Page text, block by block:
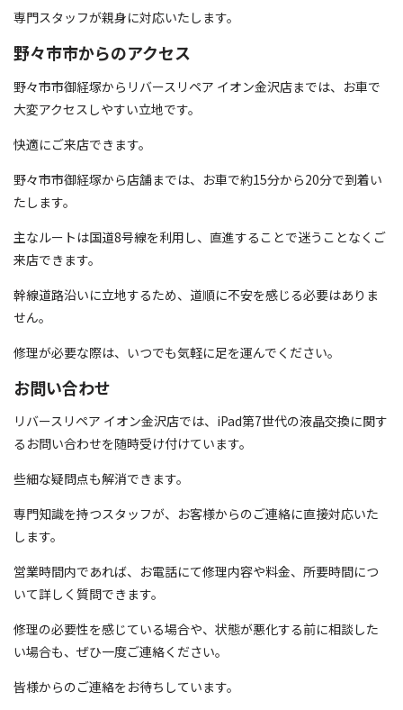
専門スタッフが親身に対応いたします。
野々市市からのアクセス
野々市市御経塚からリバースリペア イオン金沢店までは、お車で
大変アクセスしやすい立地です。
快適にご来店できます。
野々市市御経塚から店舗までは、お車で約15分から20分で到着い
たします。
主なルートは国道8号線を利用し、直進することで迷うことなくご
来店できます。
幹線道路沿いに立地するため、道順に不安を感じる必要はありま
せん。
修理が必要な際は、いつでも気軽に足を運んでください。
お問い合わせ
リバースリペア イオン金沢店では、iPad第7世代の液晶交換に関す
るお問い合わせを随時受け付けています。
些細な疑問点も解消できます。
専門知識を持つスタッフが、お客様からのご連絡に直接対応いた
します。
営業時間内であれば、お電話にて修理内容や料金、所要時間につ
いて詳しく質問できます。
修理の必要性を感じている場合や、状態が悪化する前に相談した
い場合も、ぜひ一度ご連絡ください。
皆様からのご連絡をお待ちしています。